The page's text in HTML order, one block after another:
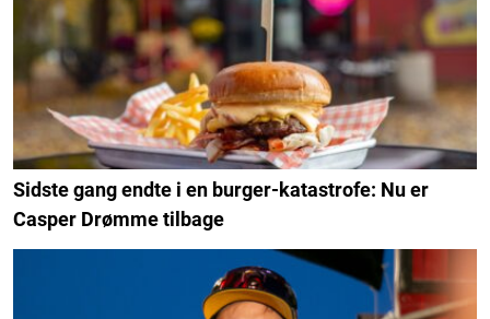
Sidste gang endte i en burger-katastrofe: Nu er
Casper Drømme tilbage